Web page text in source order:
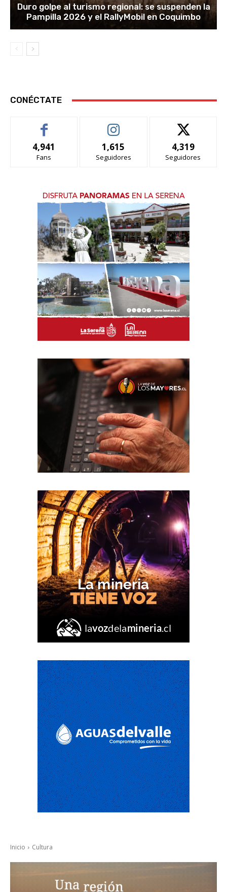
Duro golpe al turismo regional: se suspenden la
Pampilla 2026 y el RallyMobil en Coquimbo
CONÉCTATE
4,941
Fans
1,615
Seguidores
4,319
Seguidores